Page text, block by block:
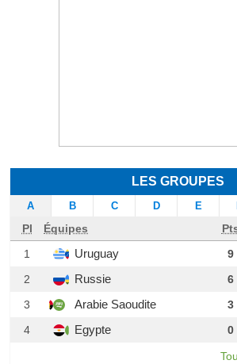
LES GROUPES
A B C D E
Pl Équipes
1
Uruguay 9
2
Russie 6
3
Arabie Saoudite 3
4
Egypte 0